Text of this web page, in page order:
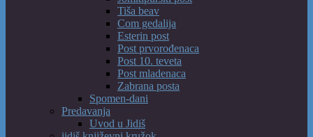
Tiša beav
Com gedalija
Esterin post
Post prvorođenaca
Post 10. teveta
Post mladenaca
Zabrana posta
Spomen-dani
Predavanja
Uvod u Jidiš